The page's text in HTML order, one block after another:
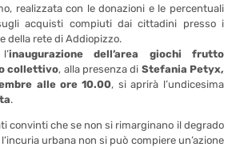
realizzata con le donazioni e le percentuali
acquisti compiuti dai cittadini presso i
della rete di Addiopizzo.
inaugurazione dell’area giochi frutto
collettivo, alla presenza di Stefania Petyx,
alle ore 10.00, si aprirà l’undicesima
.
convinti che se non si rimarginano il degrado
urbana non si può compiere un’azione